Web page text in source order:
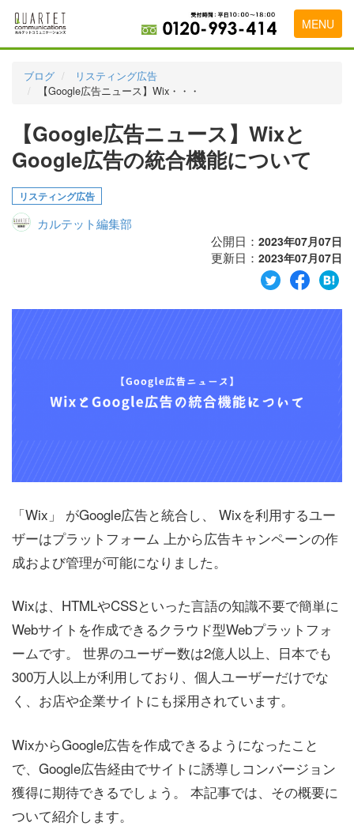
MENU
料金表
実績・お客様の声
初めて導入をお考えの方
代理店の乗り換えをお考えの方
広告代理店・HP制作会社様へ
ブログ
リスティング広告
【Google広告ニュース】Wix・・・
【Google広告ニュース】Wixと
Google広告の統合機能について
リスティング広告
カルテット編集部
公開日： 2023年07月07日
更新日： 2023年07月07日
「Wix」 がGoogle広告と統合し、 Wixを利用するユー
ザーはプラットフォーム 上から広告キャンペーンの作
成および管理が可能になりました。
Wixは、HTMLやCSSといった言語の知識不要で簡単に
Webサイトを作成できるクラウド型Webプラットフォ
ームです。 世界のユーザー数は2億人以上、日本でも
300万人以上が利用しており、個人ユーザーだけでな
く、お店や企業サイトにも採用されています。
WixからGoogle広告を作成できるようになったこと
で、Google広告経由でサイトに誘導しコンバージョン
獲得に期待できるでしょう。 本記事では、その概要に
ついて紹介します。